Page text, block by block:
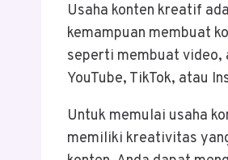
Usaha konten kreatif
kemampuan membuat
seperti membuat
YouTube, TikTok, atau
Untuk memulai usaha
memiliki kreativitas